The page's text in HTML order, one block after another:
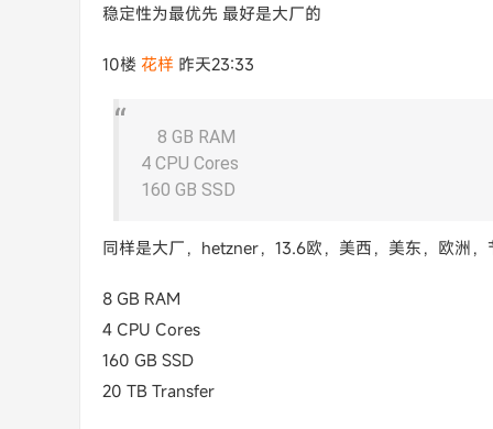
稳定性为最优先 最好是大厂的
10楼 花样 昨天23:33
8 GB RAM
4 CPU Cores
160 GB SSD
同样是大厂，hetzner，13.6欧，美西，美东，欧洲，
8 GB RAM
4 CPU Cores
160 GB SSD
20 TB Transfer